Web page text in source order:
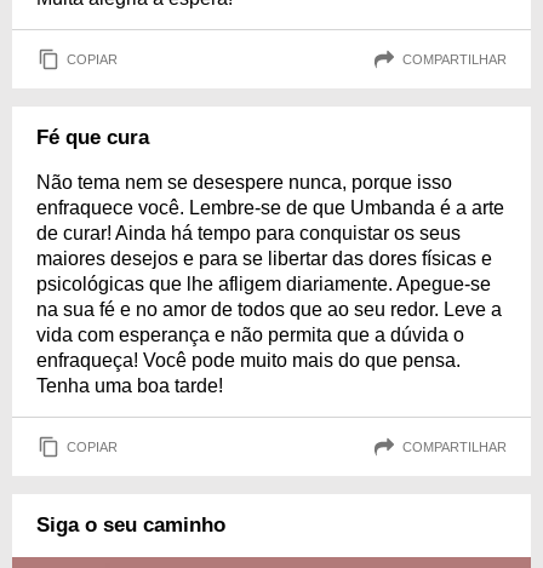
COPIAR COMPARTILHAR
Fé que cura
Não tema nem se desespere nunca, porque isso
enfraquece você. Lembre-se de que Umbanda é a arte
de curar! Ainda há tempo para conquistar os seus
maiores desejos e para se libertar das dores físicas e
psicológicas que lhe afligem diariamente. Apegue-se
na sua fé e no amor de todos que ao seu redor. Leve a
vida com esperança e não permita que a dúvida o
enfraqueça! Você pode muito mais do que pensa.
Tenha uma boa tarde!
COPIAR COMPARTILHAR
Siga o seu caminho